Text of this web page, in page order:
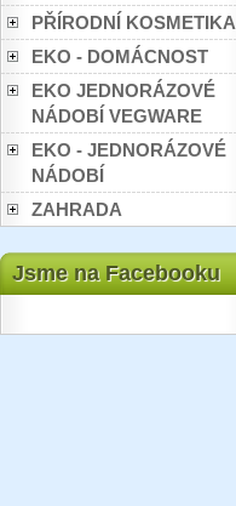
PŘÍRODNÍ KOSMETIKA
EKO - DOMÁCNOST
EKO JEDNORÁZOVÉ
NÁDOBÍ VEGWARE
EKO - JEDNORÁZOVÉ
NÁDOBÍ
ZAHRADA
Jsme na Facebooku